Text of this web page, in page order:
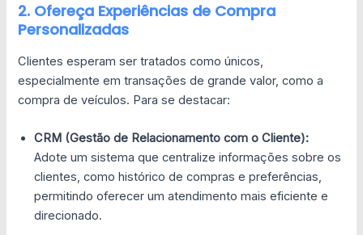
2. Ofereça Experiências de Compra
Personalizadas
Clientes esperam ser tratados como únicos,
especialmente em transações de grande valor, como a
compra de veículos. Para se destacar:
CRM (Gestão de Relacionamento com o Cliente):
Adote um sistema que centralize informações sobre os
clientes, como histórico de compras e preferências,
permitindo oferecer um atendimento mais eficiente e
direcionado.